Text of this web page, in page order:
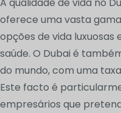
oferece uma vasta
opções de vida
saúde. O Dubai é
do mundo, com uma
Este facto é
empresários que